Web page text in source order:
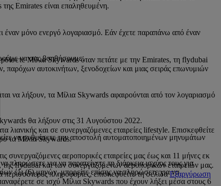
Emirates είναι επαληθευμένη.
μόνο ενεργό λογαριασμό. Εάν έχετε παραπάνω από έναν
να σας βοηθήσουμε.
Μίλια Skywards όταν πετάτε με την Emirates, τη flydubai
αυτοκινήτων, ξενοδοχείων και μιας σειράς επωνυμιών
να λήξουν, τα Μίλια Skywards αφαιρούνται από τον λογαριασμό
θα λήξουν στις 31 Αυγούστου 2022.
να ρυθμίσετε την αποστολή αυτοματοποιημένων μηνυμάτων
για να παρατείνετε τη διάρκεια ισχύος τους για
έξι (6) μηνών, μπορείτε επίσης να πληρώσετε για να
και σε συνεργαζόμενες εταιρείες lifestyle. Επισκεφθείτε
τα Μίλια Skywards.
συνεργαζόμενες αεροπορικές εταιρείες μας έως και 11 μήνες εκ
σε ισχύ Μίλια Skywards που έχουν λήξει μέσα στους 6
flydubai και των συνεργαζόμενων αεροπορικών εταιρειών μας.
πληροφορίες, επισκεφθείτε τη σελίδαΕξαργύρωση